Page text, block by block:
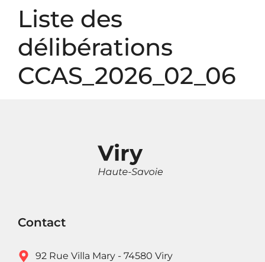
Liste des
délibérations
CCAS_2026_02_06
Contact
92 Rue Villa Mary - 74580 Viry
Panneau de gestion des cookies